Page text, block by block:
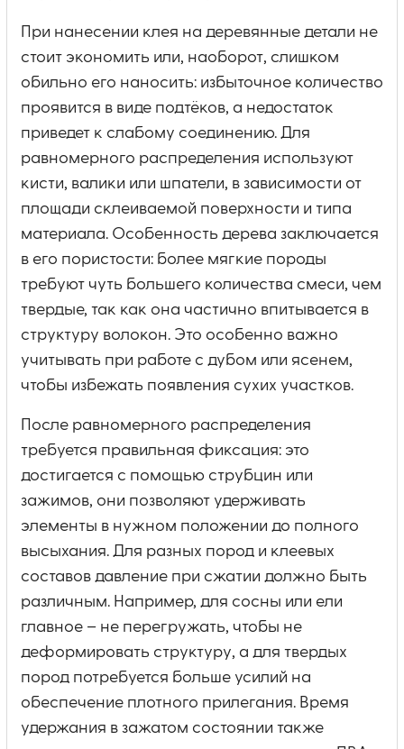
При нанесении клея на деревянные детали не
стоит экономить или, наоборот, слишком
обильно его наносить: избыточное количество
проявится в виде подтёков, а недостаток
приведет к слабому соединению. Для
равномерного распределения используют
кисти, валики или шпатели, в зависимости от
площади склеиваемой поверхности и типа
материала. Особенность дерева заключается
в его пористости: более мягкие породы
требуют чуть большего количества смеси, чем
твердые, так как она частично впитывается в
структуру волокон. Это особенно важно
учитывать при работе с дубом или ясенем,
чтобы избежать появления сухих участков.
После равномерного распределения
требуется правильная фиксация: это
достигается с помощью струбцин или
зажимов, они позволяют удерживать
элементы в нужном положении до полного
высыхания. Для разных пород и клеевых
составов давление при сжатии должно быть
различным. Например, для сосны или ели
главное – не перегружать, чтобы не
деформировать структуру, а для твердых
пород потребуется больше усилий на
обеспечение плотного прилегания. Время
удержания в зажатом состоянии также